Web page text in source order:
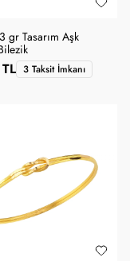
gr Tasarım Aşk
3 Taksit İmkanı